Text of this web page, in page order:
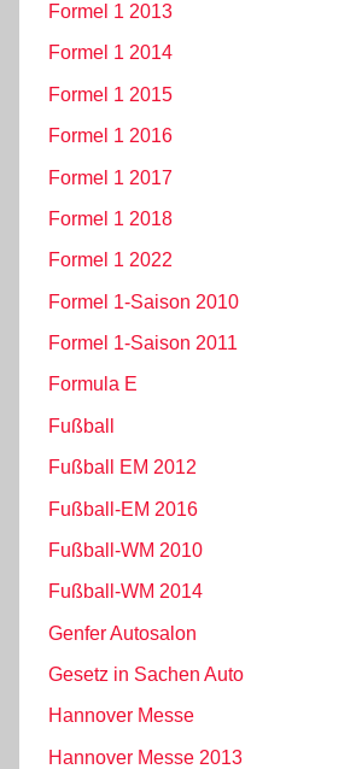
Formel 1 2013
Formel 1 2014
Formel 1 2015
Formel 1 2016
Formel 1 2017
Formel 1 2018
Formel 1 2022
Formel 1-Saison 2010
Formel 1-Saison 2011
Formula E
Fußball
Fußball EM 2012
Fußball-EM 2016
Fußball-WM 2010
Fußball-WM 2014
Genfer Autosalon
Gesetz in Sachen Auto
Hannover Messe
Hannover Messe 2013